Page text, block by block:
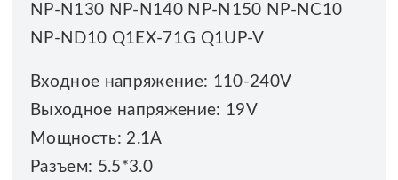
NP-N130 NP-N140 NP-N150 NP-NC10
NP-ND10 Q1EX-71G Q1UP-V
Входное напряжение: 110-240V
Выходное напряжение: 19V
Мощность: 2.1A
Разъем: 5.5*3.0